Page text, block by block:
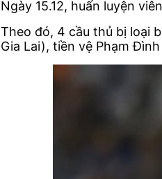
Ngày 15.12, huấn luyện
Theo đó, 4 cầu thủ bị loại
Gia Lai), tiền vệ Phạm